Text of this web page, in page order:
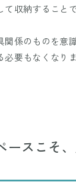
て収納すること
関係のものを意
要もなくなりま
ースこそ